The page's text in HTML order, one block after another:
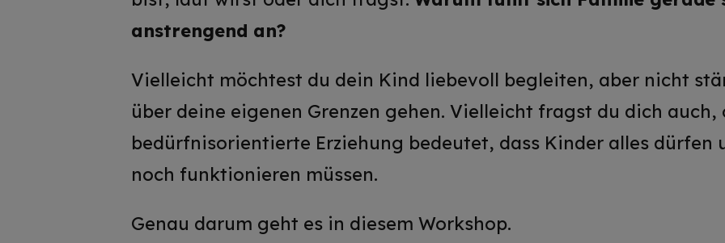
anstrengend an?
Vielleicht möchtest du dein Kind liebevoll begleiten, aber nicht
über deine eigenen Grenzen gehen. Vielleicht fragst du dich auch,
bedürfnisorientierte Erziehung bedeutet, dass Kinder alles dürfen
noch funktionieren müssen.
Genau darum geht es in diesem Workshop.